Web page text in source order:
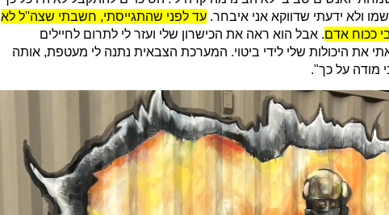
ולא ידעתי שדווקא אני איבחר. עד לפני שהתגייסתי, חשבתי שצה''ל לא
ככוח אדם. אבל הוא ראה את הכישרון שלי ועזר לי לתרום לחיילים
את היכולות שלי לידי ביטוי. המערכת הצבאית נתנה לי מעטפת, אותה
מודה על כך".